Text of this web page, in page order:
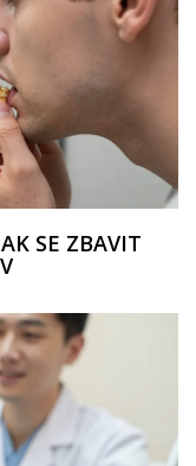
SE ZBAVIT